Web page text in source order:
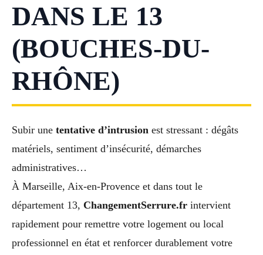
DANS LE 13
(BOUCHES-DU-
RHÔNE)
Subir une tentative d’intrusion est stressant : dégâts
matériels, sentiment d’insécurité, démarches
administratives…
À Marseille, Aix-en-Provence et dans tout le
département 13, ChangementSerrure.fr intervient
rapidement pour remettre votre logement ou local
professionnel en état et renforcer durablement votre